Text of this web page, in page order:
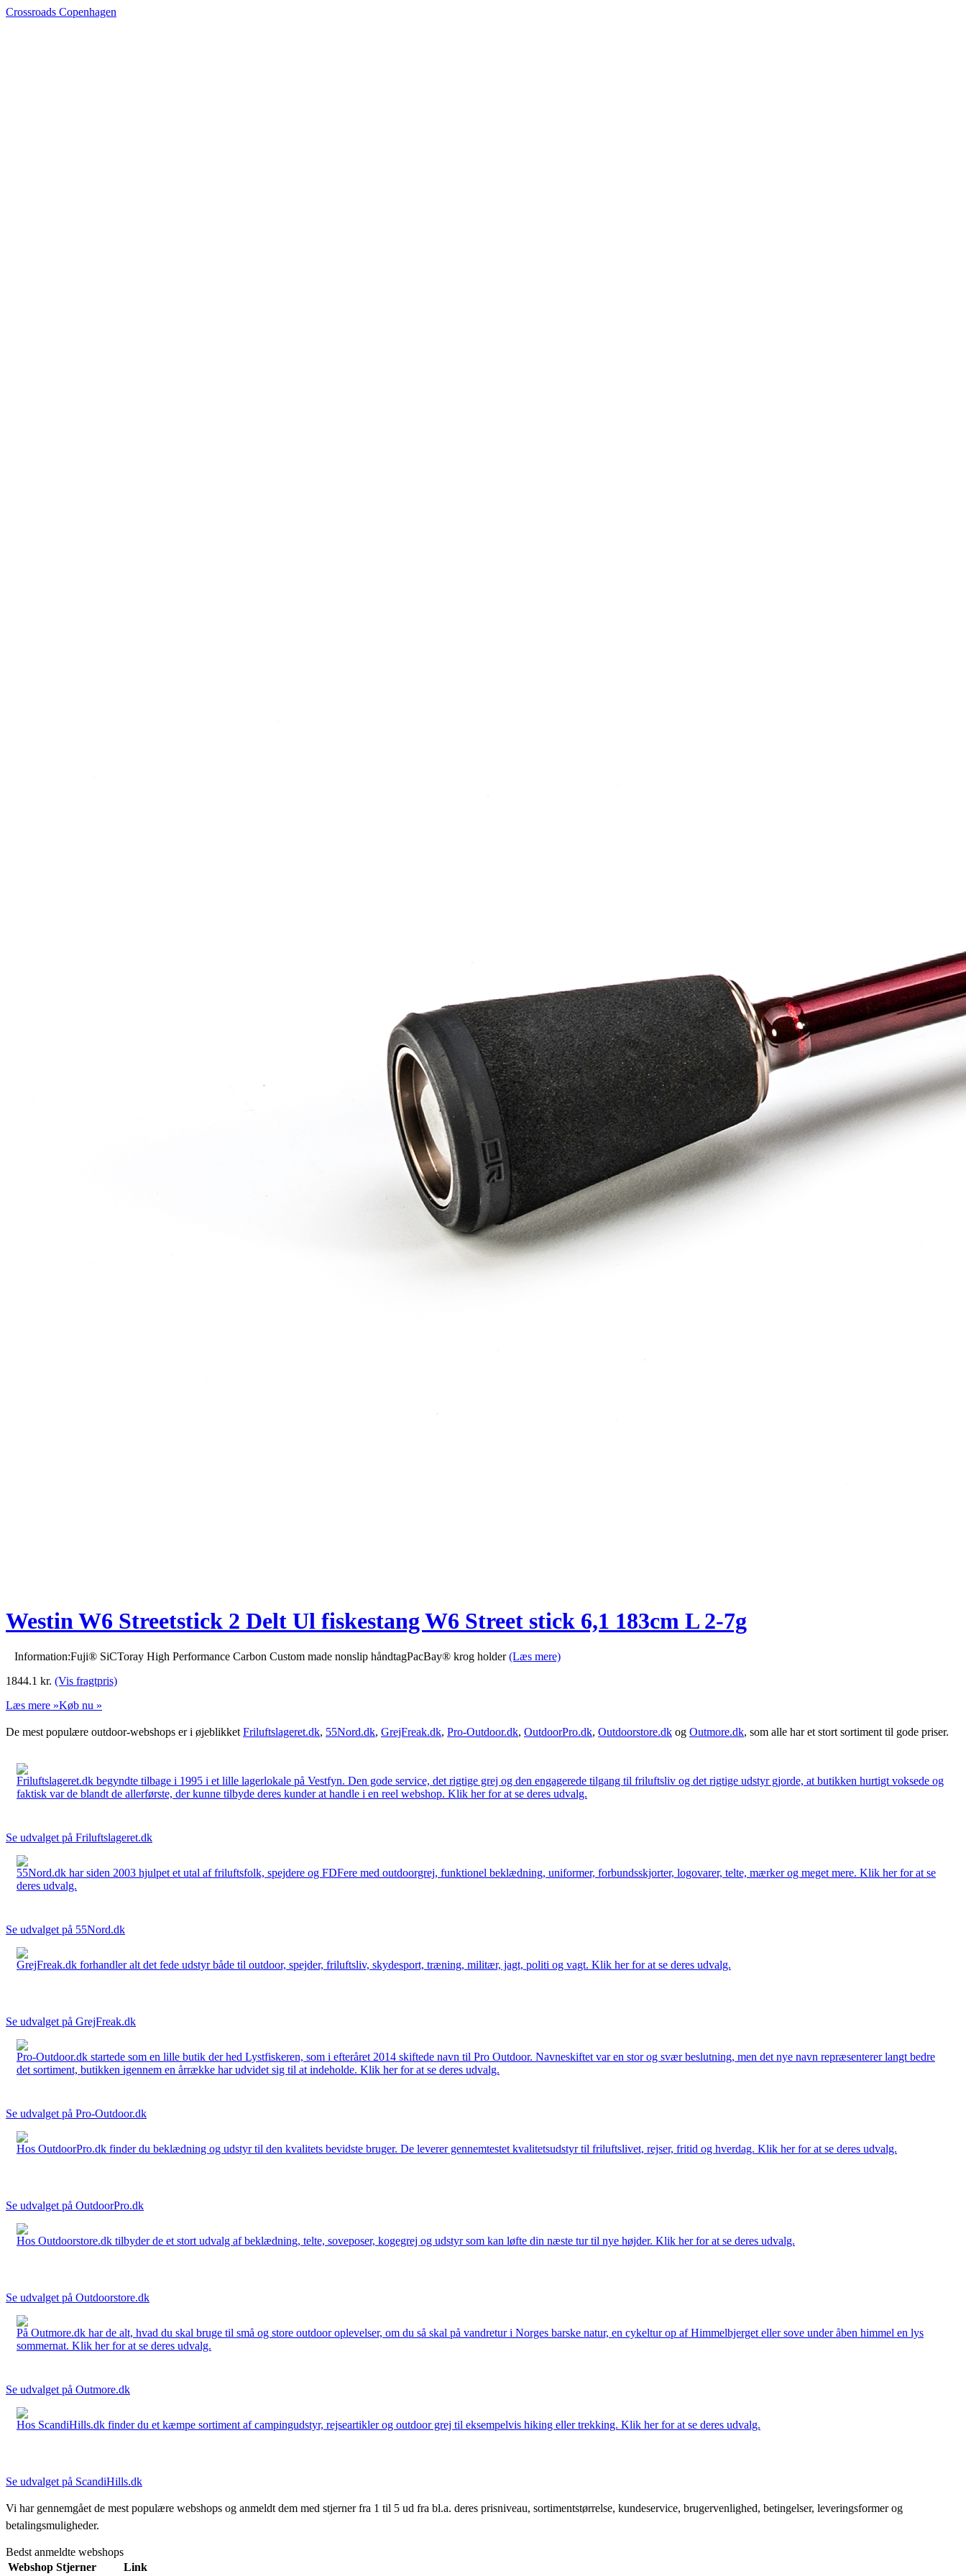
Crossroads Copenhagen
Westin W6 Streetstick 2 Delt Ul fiskestang W6 Street stick 6,1 183cm L 2-7g
Information:Fuji® SiCToray High Performance Carbon Custom made nonslip håndtagPacBay® krog holder(Læs mere)
1844.1 kr. (Vis fragtpris)
Læs mere »Køb nu »
De mest populære outdoor-webshops er i øjeblikket Friluftslageret.dk, 55Nord.dk, GrejFreak.dk, Pro-Outdoor.dk, OutdoorPro.dk, Outdoorstore.dk og Outmore.dk, som alle har et stort sortiment til gode priser.
Friluftslageret.dk begyndte tilbage i 1995 i et lille lagerlokale på Vestfyn. Den gode service, det rigtige grej og den engagerede tilgang til friluftsliv og det rigtige udstyr gjorde, at butikken hurtigt voksede og
faktisk var de blandt de allerførste, der kunne tilbyde deres kunder at handle i en reel webshop. Klik her for at se deres udvalg.
Se udvalget på Friluftslageret.dk
55Nord.dk har siden 2003 hjulpet et utal af friluftsfolk, spejdere og FDFere med outdoorgrej, funktionel beklædning, uniformer, forbundsskjorter, logovarer, telte, mærker og meget mere. Klik her for at se
deres udvalg.
Se udvalget på 55Nord.dk
GrejFreak.dk forhandler alt det fede udstyr både til outdoor, spejder, friluftsliv, skydesport, træning, militær, jagt, politi og vagt. Klik her for at se deres udvalg.
Se udvalget på GrejFreak.dk
Pro-Outdoor.dk startede som en lille butik der hed Lystfiskeren, som i efteråret 2014 skiftede navn til Pro Outdoor. Navneskiftet var en stor og svær beslutning, men det nye navn repræsenterer langt bedre
det sortiment, butikken igennem en årrække har udvidet sig til at indeholde. Klik her for at se deres udvalg.
Se udvalget på Pro-Outdoor.dk
Hos OutdoorPro.dk finder du beklædning og udstyr til den kvalitets bevidste bruger. De leverer gennemtestet kvalitetsudstyr til friluftslivet, rejser, fritid og hverdag. Klik her for at se deres udvalg.
Se udvalget på OutdoorPro.dk
Hos Outdoorstore.dk tilbyder de et stort udvalg af beklædning, telte, soveposer, kogegrej og udstyr som kan løfte din næste tur til nye højder. Klik her for at se deres udvalg.
Se udvalget på Outdoorstore.dk
På Outmore.dk har de alt, hvad du skal bruge til små og store outdoor oplevelser, om du så skal på vandretur i Norges barske natur, en cykeltur op af Himmelbjerget eller sove under åben himmel en lys
sommernat. Klik her for at se deres udvalg.
Se udvalget på Outmore.dk
Hos ScandiHills.dk finder du et kæmpe sortiment af campingudstyr, rejseartikler og outdoor grej til eksempelvis hiking eller trekking. Klik her for at se deres udvalg.
Se udvalget på ScandiHills.dk
Vi har gennemgået de mest populære webshops og anmeldt dem med stjerner fra 1 til 5 ud fra bl.a. deres prisniveau, sortimentstørrelse, kundeservice, brugervenlighed, betingelser, leveringsformer og
betalingsmuligheder.
Bedst anmeldte webshops
Webshop Stjerner Link